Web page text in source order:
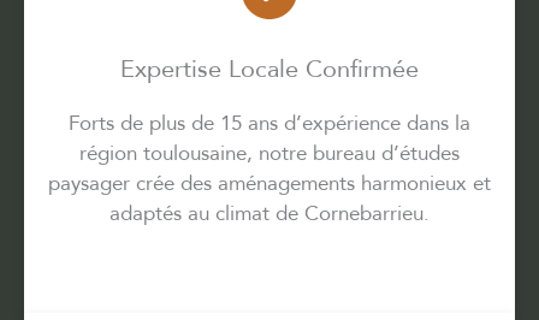
Expertise Locale Confirmée
Forts de plus de 15 ans d’expérience dans la
région toulousaine, notre bureau d’études
paysager crée des aménagements harmonieux et
adaptés au climat de Cornebarrieu.